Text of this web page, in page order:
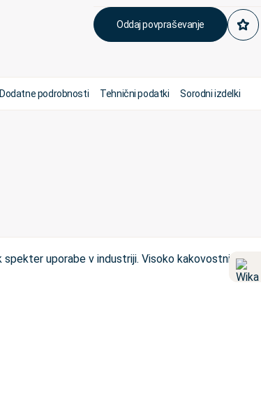
Oddaj povpraševanje
Dodatne podrobnosti Tehnični podatki Sorodni izdelki